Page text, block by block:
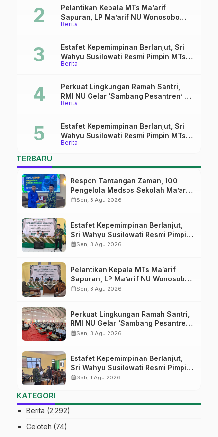
Berita
Pelantikan Kepala MTs Ma’arif
Sapuran, LP Ma’arif NU Wonosobo
Tekankan Lima Amanah
Berita
Estafet Kepemimpinan Berlanjut, Sri
Wahyu Susilowati Resmi Pimpin MTs
Ma’arif Sapuran
Berita
Perkuat Lingkungan Ramah Santri,
RMI NU Gelar ‘Sambang Pesantren’ di
Pati
Berita
Estafet Kepemimpinan Berlanjut, Sri
Wahyu Susilowati Resmi Pimpin MTs
Ma’arif Sapuran
TERBARU
Respon Tantangan Zaman, 100
Pengelola Medsos Sekolah Ma’arif
Pekalongan Ikuti Pelatihan Literasi
calendar_monthSen, 3 Agu 2026
Estafet Kepemimpinan Berlanjut,
Sri Wahyu Susilowati Resmi Pimpin
MTs Ma’arif Sapuran
calendar_monthSen, 3 Agu 2026
Pelantikan Kepala MTs Ma’arif
Sapuran, LP Ma’arif NU Wonosobo
Tekankan Lima Amanah
calendar_monthSen, 3 Agu 2026
Perkuat Lingkungan Ramah Santri,
RMI NU Gelar ‘Sambang Pesantren’
di Pati
calendar_monthSen, 3 Agu 2026
Estafet Kepemimpinan Berlanjut,
Sri Wahyu Susilowati Resmi Pimpin
MTs Ma’arif Sapuran
calendar_monthSab, 1 Agu 2026
KATEGORI
Berita (2,292)
Celoteh (74)